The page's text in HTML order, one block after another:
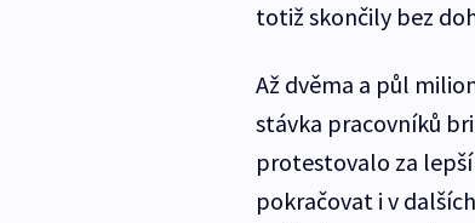
totiž skončily bez
Až dvěma a půl
stávka pracovníků
protestovalo za
pokračovat i v